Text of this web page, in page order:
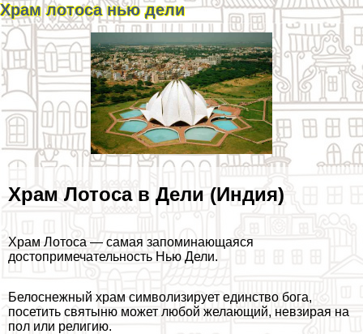
Храм лотоса нью дели
Храм Лотоса в Дели (Индия)
Храм Лотоса — самая запоминающаяся
достопримечательность Нью Дели.
Белоснежный храм символизирует единство бога,
посетить святыню может любой желающий, невзирая на
пол или религию.